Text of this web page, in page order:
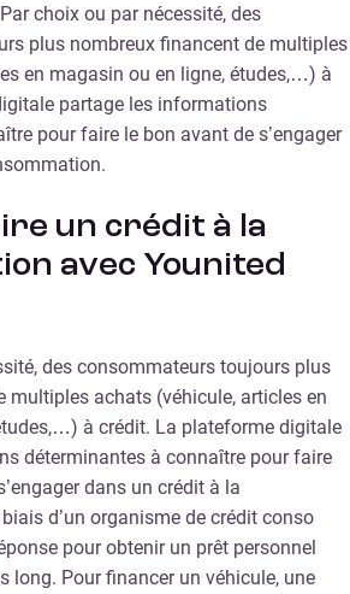
choix ou par nécessité, des
plus nombreux financent de multiples
en magasin ou en ligne, études,…) à
partage les informations
pour faire le bon avant de s’engager
un crédit à la
avec Younited
des consommateurs toujours plus
multiples achats (véhicule, articles en
à crédit. La plateforme digitale
déterminantes à connaître pour faire
dans un crédit à la
d’un organisme de crédit conso
pour obtenir un prêt personnel
long. Pour financer un véhicule, une